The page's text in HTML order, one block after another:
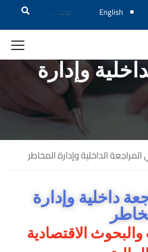
في
وإدارة المخاطر
وإدارة